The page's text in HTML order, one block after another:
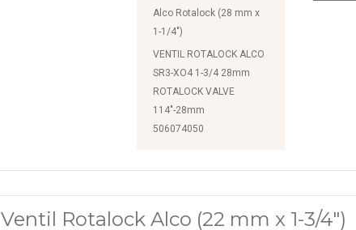
Alco Rotalock (28 mm x
1-1/4")
VENTIL ROTALOCK ALCO
SR3-XO4 1-3/4 28mm
ROTALOCK VALVE
114"-28mm
506074050
Ventil Rotalock Alco (22 mm x 1-3/4")